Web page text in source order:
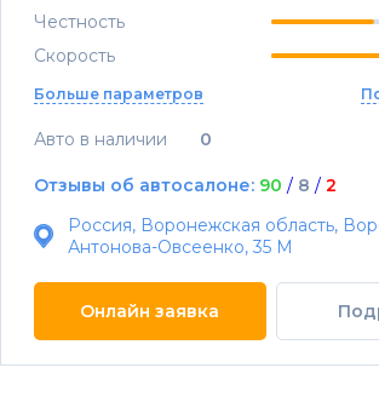
Честность
Скорость
Больше параметров
Авто в наличии 0
Отзывы об автосалоне: 90 / 8 / 2
Россия, Воронежская область,
Антонова-Овсеенко, 35 М
Онлайн заявка